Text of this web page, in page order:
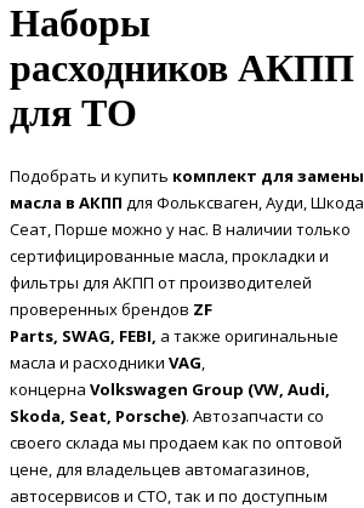
Наборы
расходников АКПП
для ТО
Подобрать и купить комплект для замены
масла в АКПП для Фольксваген, Ауди, Шкода,
Сеат, Порше можно у нас. В наличии только
сертифицированные масла, прокладки и
фильтры для АКПП от производителей
проверенных брендов ZF
Parts, SWAG, FEBI, а также оригинальные
масла и расходники VAG
концерна Volkswagen Group (VW, Audi,
Skoda, Seat, Porsche). Автозапчасти со
своего склада мы продаем как по оптовой
цене, для владельцев автомагазинов,
автосервисов и СТО, так и по доступным